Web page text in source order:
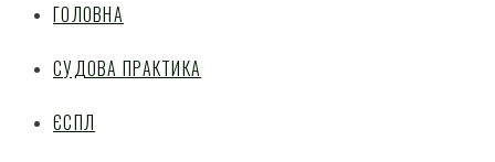
ГОЛОВНА
СУДОВА ПРАКТИКА
ЄСПЛ